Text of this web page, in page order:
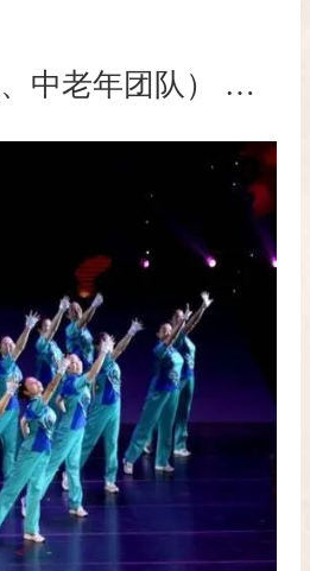
火热招生 | 西城区文化馆2026年缤纷舞蹈队（青年团队、中老年团队） 春暖花开 等你来“嗨”